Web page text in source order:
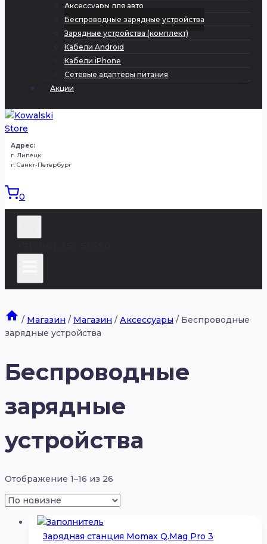
Аксессуары для авто
Беспроводные зарядные устройства
Зарядные устройства (комплект)
Кабели Android
Кабели iPhone
Сетевые адаптеры питания
Акции
Адрес:
г. Липецк
г. Санкт-Петербург
0
/ Магазин / Магазин / Аксессуары / Беспроводные
зарядные устройства
Беспроводные
зарядные
устройства
Отображение 1–16 из 26
Зарядная станция Momax Q.Mag Pro 3